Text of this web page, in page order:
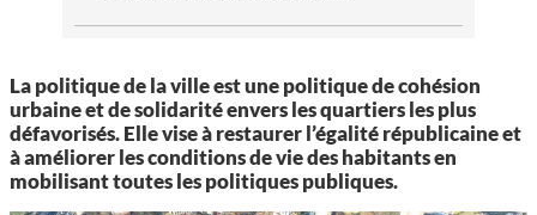
La politique de la ville est une politique de cohésion
urbaine et de solidarité envers les quartiers les plus
défavorisés. Elle vise à restaurer l’égalité républicaine et
à améliorer les conditions de vie des habitants en
mobilisant toutes les politiques publiques.